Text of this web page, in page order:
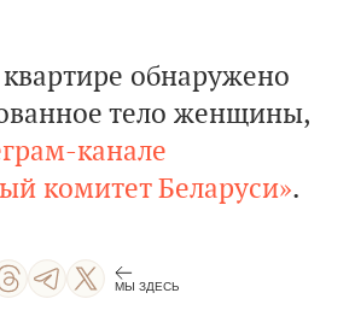
обнаружено
тело женщины,
канале
комитет Беларуси».
МЫ ЗДЕСЬ